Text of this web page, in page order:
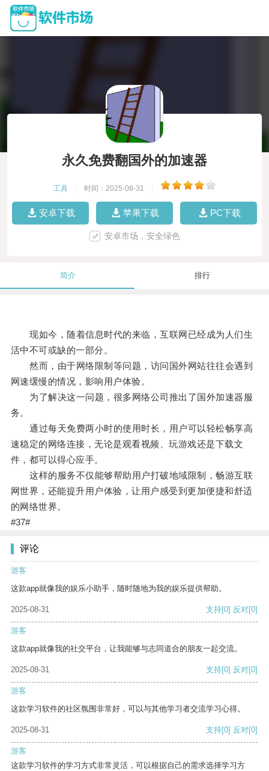
永久免费翻国外的加速器
工具 时间：2025-08-31
安卓下载 苹果下载 PC下载
安卓市场，安全绿色
简介 排行
现如今，随着信息时代的来临，互联网已经成为人们生
活中不可或缺的一部分。
然而，由于网络限制等问题，访问国外网站往往会遇到
网速缓慢的情况，影响用户体验。
为了解决这一问题，很多网络公司推出了国外加速器服
务。
通过每天免费两小时的使用时长，用户可以轻松畅享高
速稳定的网络连接，无论是观看视频、玩游戏还是下载文
件，都可以得心应手。
这样的服务不仅能够帮助用户打破地域限制，畅游互联
网世界，还能提升用户体验，让用户感受到更加便捷和舒适
的网络世界。
#37#
评论
游客
这款app就像我的娱乐小助手，随时随地为我的娱乐提供帮助。
2025-08-31 支持[0] 反对[0]
游客
这款app就像我的社交平台，让我能够与志同道合的朋友一起交流。
2025-08-31 支持[0] 反对[0]
游客
这款学习软件的社区氛围非常好，可以与其他学习者交流学习心得。
2025-08-31 支持[0] 反对[0]
游客
这款学习软件的学习方式非常灵活，可以根据自己的需求选择学习方